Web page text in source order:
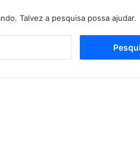
Talvez a pesquisa possa ajudar.